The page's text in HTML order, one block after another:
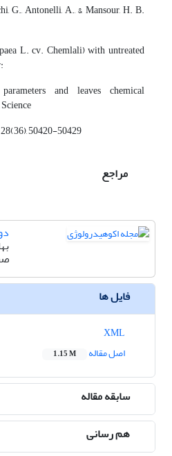
G., Antonelli, A., & Mansour, H. B.
L. cv. Chemlali) with untreated
and leaves chemical
50420-50429
مراجع
فایل ها
اصل مقاله
1.15 M
سابقه مقاله
هم رسانی